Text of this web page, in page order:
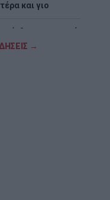
και γιο
τη μεταφορά
διαφυγής
→